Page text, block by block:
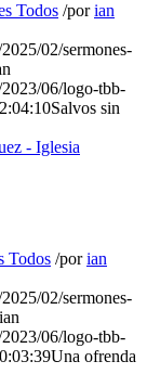
Todos /porian
02/sermones-
06/logo-tbb-
Salvos sin
Todos /porian
02/sermones-
ian
06/logo-tbb-
Una ofrenda